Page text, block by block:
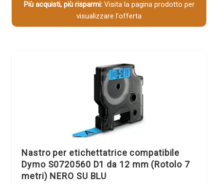
Più acquisti, più risparmi:Visita la pagina prodotto per
visualizzare l'offerta
Nastro per etichettatrice compatibile
Dymo S0720560 D1 da 12 mm (Rotolo 7
metri) NERO SU BLU